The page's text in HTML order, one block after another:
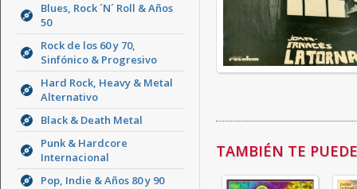
Blues, Rock ´N´ Roll & Años
50
Rock de los 60 y 70,
Sinfónico & Progresivo
Hard Rock, Heavy & Metal
Alternativo
Black & Death Metal
Punk & Hardcore
Internacional
Pop, Indie & Años 80 y 90
TAMBIÉN TE